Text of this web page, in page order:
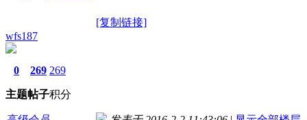
[复制链接]
wfs187
0
主题
269
帖子
269
积分